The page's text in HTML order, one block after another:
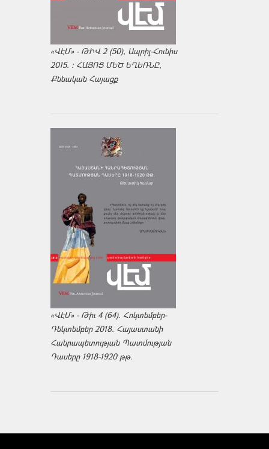
«ՎԷՄ» - ԹԻՎ 2 (50), Ապրիլ-Հունիս
2015. : ՀԱՅՈՑ ՄԵԾ ԵՂԵՌՆԸ,
Քննական Հայացք
«ՎԷՄ» - Թիւ 4 (64). Հոկտեմբեր-
Դեկտեմբեր 2018. Հայաստանի
Հանրապետության Պատմության
Դասերը 1918-1920 թթ.